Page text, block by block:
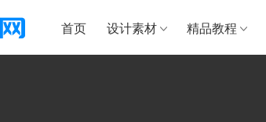
首页 设计素材 精品教程